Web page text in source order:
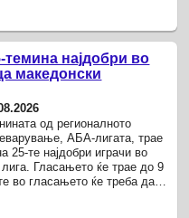
темина најдобри во
македонски
од регионалното
АБА-лигата, трае
25-те најдобри играчи во
лига. Гласањето ќе трае до 9
во гласањето ќе треба да
од доставената